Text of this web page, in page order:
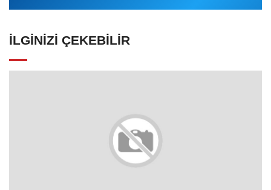
İLGINIZI ÇEKEBILIR